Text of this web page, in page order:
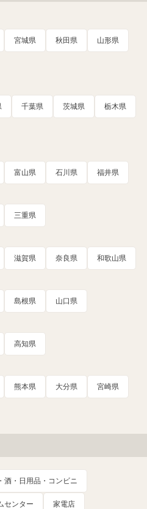
宮城県 秋田県 山形県
千葉県 茨城県 栃木県
富山県 石川県 福井県
三重県
滋賀県 奈良県 和歌山県
島根県 山口県
高知県
熊本県 大分県 宮崎県
酒・日用品・コンビニ
センター 家電店